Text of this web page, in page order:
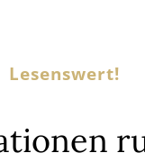
Lesenswert!